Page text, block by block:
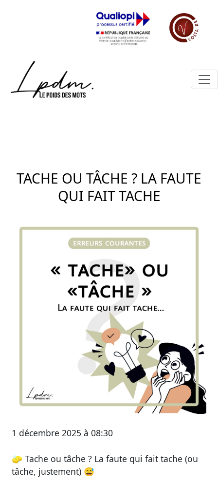
TACHE OU TÂCHE ? LA FAUTE
QUI FAIT TACHE
1 décembre 2025 à 08:30
🧽 Tache ou tâche ? La faute qui fait tache (ou
tâche, justement) 😅